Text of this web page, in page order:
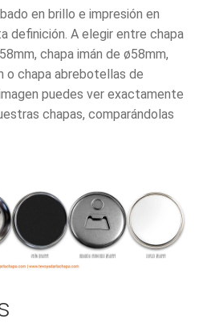
en brillo e impresión en
definición. A elegir entre chapa
chapa imán de ø58mm,
o chapa abrebotellas de
puedes ver exactamente
chapas, comparándolas